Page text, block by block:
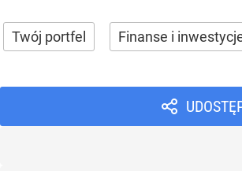
Twój portfel Finanse i